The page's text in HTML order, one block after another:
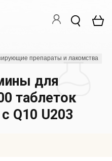
препараты и лакомства
для
таблеток
Q10 U203